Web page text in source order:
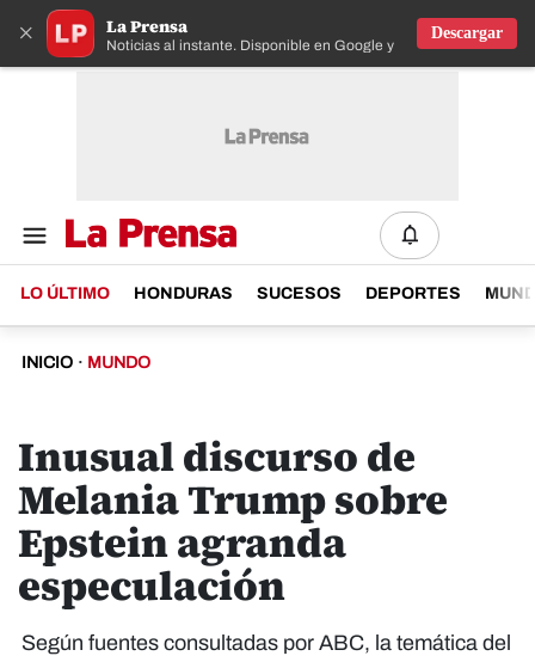
× La Prensa
Noticias al instante. Disponible en Google y IOS
Descargar
LO ÚLTIMO HONDURAS SUCESOS DEPORTES
INICIO · MUNDO
Inusual discurso de
Melania Trump sobre
Epstein agranda
especulación
Según fuentes consultadas por ABC, la temática del